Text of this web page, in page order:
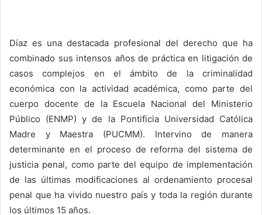
Díaz es una destacada profesional del derecho que ha
combinado sus intensos años de práctica en litigación de
casos complejos en el ámbito de la criminalidad
económica con la actividad académica, como parte del
cuerpo docente de la Escuela Nacional del Ministerio
Público (ENMP) y de la Pontificia Universidad Católica
Madre y Maestra (PUCMM). Intervino de manera
determinante en el proceso de reforma del sistema de
justicia penal, como parte del equipo de implementación
de las últimas modificaciones al ordenamiento procesal
penal que ha vivido nuestro país y toda la región durante
los últimos 15 años.